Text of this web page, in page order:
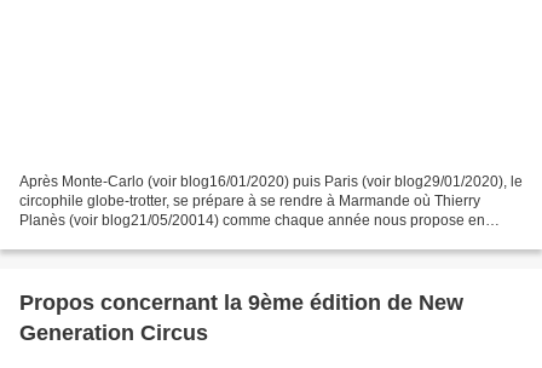
Après Monte-Carlo (voir blog16/01/2020) puis Paris (voir blog29/01/2020), le
circophile globe-trotter, se prépare à se rendre à Marmande où Thierry
Planès (voir blog21/05/20014) comme chaque année nous propose en
Propos concernant la 9ème édition de New
Generation Circus